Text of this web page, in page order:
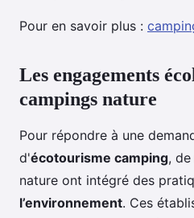
Pour en savoir plus :
Les engagements
campings nature
Pour répondre à une
d'écotourisme camping,
nature ont intégré des
l’environnement. Ces